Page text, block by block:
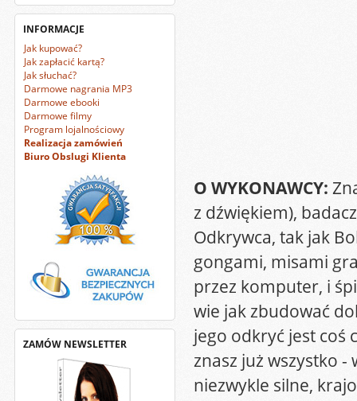
INFORMACJE
Jak kupować?
Jak zapłacić kartą?
Jak słuchać?
Darmowe nagrania MP3
Darmowe ebooki
Darmowe filmy
Program lojalnościowy
Realizacja zamówień
Biuro Obslugi Klienta
ZAMÓW NEWSLETTER
O WYKONAWCY:
z dźwiękiem),
Odkrywca, tak jak
gongami, misami
przez komputer, i
wie jak zbudować
jego odkryć jest coś
znasz już wszystko
niezwykle silne,